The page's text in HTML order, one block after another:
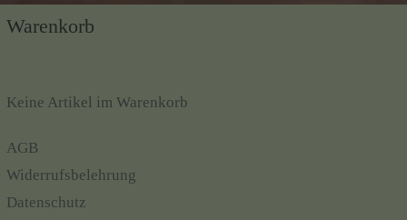
Warenkorb
Keine Artikel im Warenkorb
AGB
Widerrufsbelehrung
Datenschutz